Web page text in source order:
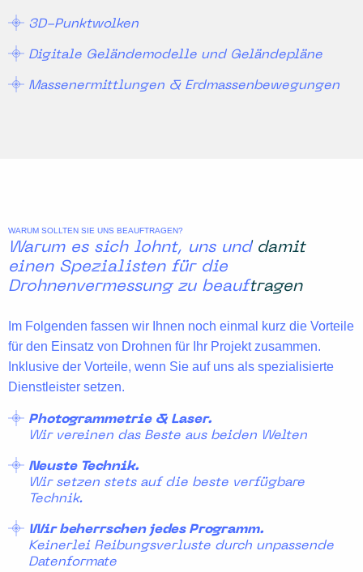
3D-Punktwolken
Digitale Geländemodelle und Geländepläne
Massenermittlungen & Erdmassenbewegungen
WARUM SOLLTEN SIE UNS BEAUFTRAGEN?
Warum es sich lohnt, uns und damit
einen Spezialisten für die
Drohnenvermessung zu beauftragen
Im Folgenden fassen wir Ihnen noch einmal kurz die Vorteile
für den Einsatz von Drohnen für Ihr Projekt zusammen.
Inklusive der Vorteile, wenn Sie auf uns als spezialisierte
Dienstleister setzen.
Photogrammetrie & Laser.
Wir vereinen das Beste aus beiden Welten
Neuste Technik.
Wir setzen stets auf die beste verfügbare
Technik.
Wir beherrschen jedes Programm.
Keinerlei Reibungsverluste durch unpassende
Datenformate